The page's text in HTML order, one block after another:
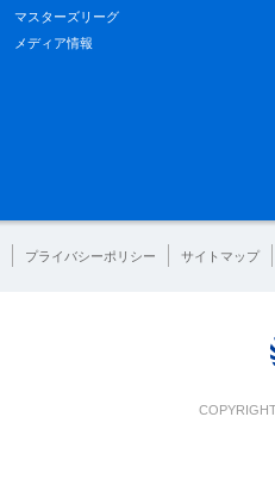
マスターズリーグ
メディア情報
プライバシーポリシー サイトマップ